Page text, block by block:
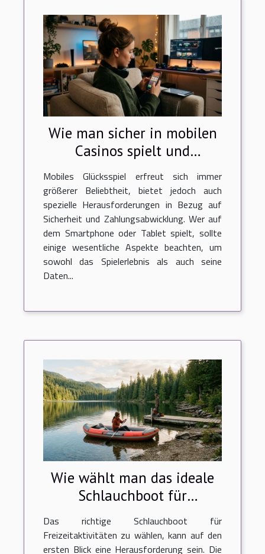
Wie man sicher in mobilen
Casinos spielt und
Einzahlungen tätigt?
Mobiles Glücksspiel erfreut sich immer
größerer Beliebtheit, bietet jedoch auch
spezielle Herausforderungen in Bezug auf
Sicherheit und Zahlungsabwicklung. Wer auf
dem Smartphone oder Tablet spielt, sollte
einige wesentliche Aspekte beachten, um
sowohl das Spielerlebnis als auch seine
Daten...
Wie wählt man das ideale
Schlauchboot für
Freizeitaktivitäten aus?
Das richtige Schlauchboot für
Freizeitaktivitäten zu wählen, kann auf den
ersten Blick eine Herausforderung sein. Die